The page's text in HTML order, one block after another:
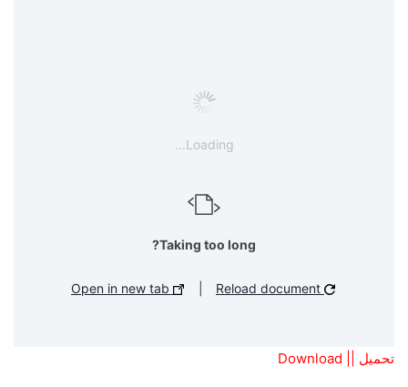
Loading...
Taking too long?
تحميل || Download